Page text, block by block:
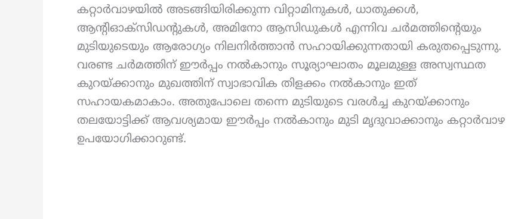
കറ്റാർവാഴയിൽ അടങ്ങിയിരിക്കുന്ന വിറ്റാമിനുകൾ, ധാതുക്കൾ,
ആന്റിഓക്സിഡന്റുകൾ, അമിനോ ആസിഡുകൾ എന്നിവ ചർമത്തിന്റെയും
മുടിയുടെയും ആരോഗ്യം നിലനിർത്താൻ സഹായിക്കുന്നതായി കരുതപ്പെടുന്നു.
വരണ്ട ചർമത്തിന് ഈർപ്പം നൽകാനും സൂര്യാഘാതം മൂലമുള്ള അസ്വസ്ഥത
കുറയ്ക്കാനും മുഖത്തിന് സ്വാഭാവിക തിളക്കം നൽകാനും ഇത്
സഹായകമാകാം. അതുപോലെ തന്നെ മുടിയുടെ വരൾച്ച കുറയ്ക്കാനും
തലയോട്ടിക്ക് ആവശ്യമായ ഈർപ്പം നൽകാനും മുടി മൃദുവാക്കാനും കറ്റാർവാഴ
ഉപയോഗിക്കാറുണ്ട്.